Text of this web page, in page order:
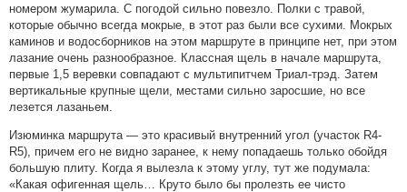
номером жумарила. С погодой сильно повезло. Полки с травой,
которые обычно всегда мокрые, в этот раз были все сухими. Мокрых
каминов и водосборников на этом маршруте в принципе нет, при этом
лазание очень разнообразное. Классная щель в начале маршрута,
первые 1,5 веревки совпадают с мультипитчем Триал-трэд. Затем
вертикальные крупные щели, местами сильно заросшие, но все
лезется лазаньем.
Изюминка маршрута — это красивый внутренний угол (участок R4-
R5), причем его не видно заранее, к нему попадаешь только обойдя
большую плиту. Когда я вылезла к этому углу, тут же подумала:
«Какая офигенная щель… Круто было бы пролезть ее чисто